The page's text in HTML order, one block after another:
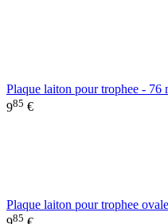
Plaque laiton pour trophee - 76
985 €
Plaque laiton pour trophee
85